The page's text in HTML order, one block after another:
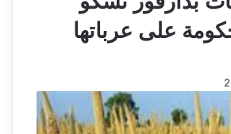
على عرباتها